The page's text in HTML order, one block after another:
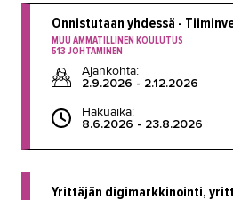
TAKK
AJANKOHTAISTA
OMA TAKK
YHTEYSTIEDOT
IN ENGLISH
Onnistutaan yhdessä -
MUU AMMATILLINEN KOULUTUS
513 JOHTAMINEN
Ajankohta:
2.9.2026 - 2.12.2026
Hakuaika:
8.6.2026 - 23.8.2026
Yrittäjän digimarkkinointi,